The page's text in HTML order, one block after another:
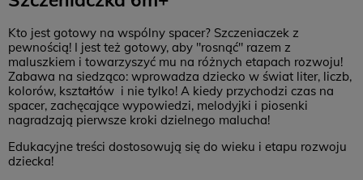
Czas na zwrot:14 dni
Koszt zwrotu: 12,99 (paczkomat)
Brak konieczności drukowania listu przewozowego
Kto jest gotowy na wspólny spacer? Szczeniaczek z
pewnością! I jest też gotowy, aby "rosnąć" razem z
maluszkiem i towarzyszyć mu na różnych etapach rozwoju!
Zabawa na siedząco: wprowadza dziecko w świat liter, liczb,
kolorów, kształtów i nie tylko! A kiedy przychodzi czas na
spacer, zachęcające wypowiedzi, melodyjki i piosenki
nagradzają pierwsze kroki dzielnego malucha!
Edukacyjne treści dostosowują się do wieku i etapu rozwoju
dziecka!